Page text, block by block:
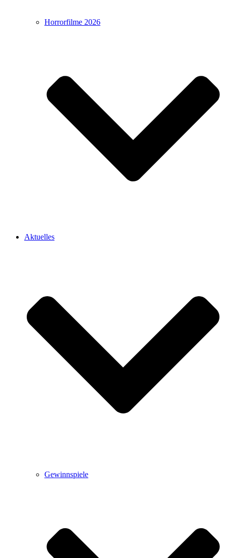
Horrorfilme 2026
Aktuelles
Gewinnspiele